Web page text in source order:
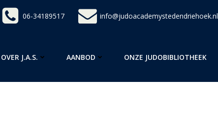
06-34189517 info@judoacademystedendriehoek.nl
OVER J.A.S. AANBOD ONZE JUDOBIBLIOTHEEK